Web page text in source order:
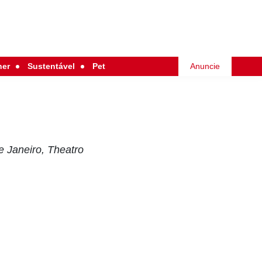
Sustentável Pet Anuncie
Janeiro, Theatro